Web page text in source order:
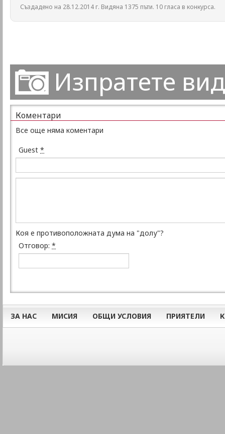
Създадено на 28.12.2014 г. Видяна 1375 пъти. 10 гласа в конкурса.
Изпратете
Коментари
Все още няма коментари
Guest *
Коя е противоположната дума на "долу"?
Отговор: *
ЗА НАС МИСИЯ ОБЩИ УСЛОВИЯ ПРИЯТЕЛИ